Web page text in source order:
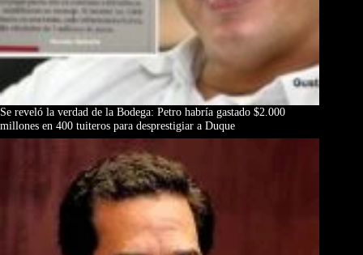
Se reveló la verdad de la Bodega: Petro habría gastado $2.000
millones en 400 tuiteros para desprestigiar a Duque